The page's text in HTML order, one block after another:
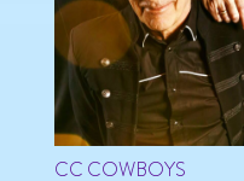
CC COWBOYS